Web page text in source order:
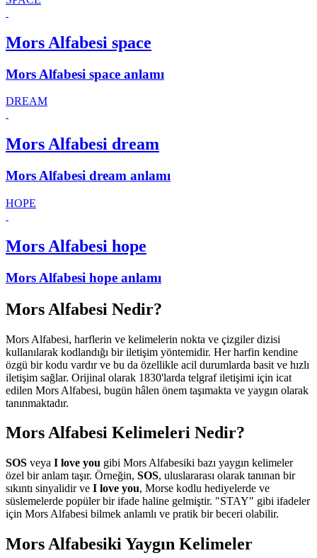
Mors Alfabesi space
Mors Alfabesi space anlamı
DREAM
Mors Alfabesi dream
Mors Alfabesi dream anlamı
HOPE
Mors Alfabesi hope
Mors Alfabesi hope anlamı
Mors Alfabesi Nedir?
Mors Alfabesi, harflerin ve kelimelerin nokta ve çizgiler dizisi
kullanılarak kodlandığı bir iletişim yöntemidir. Her harfin kendine
özgü bir kodu vardır ve bu da özellikle acil durumlarda basit ve hızlı
iletişim sağlar. Orijinal olarak 1830'larda telgraf iletişimi için icat
edilen Mors Alfabesi, bugün hâlen önem taşımakta ve yaygın olarak
tanınmaktadır.
Mors Alfabesi Kelimeleri Nedir?
SOS veya I love you gibi Mors Alfabesiki bazı yaygın kelimeler
özel bir anlam taşır. Örneğin, SOS, uluslararası olarak tanınan bir
sıkıntı sinyalidir ve I love you, Morse kodlu hediyelerde ve
süslemelerde popüler bir ifade haline gelmiştir. "STAY" gibi ifadeler
için Mors Alfabesi bilmek anlamlı ve pratik bir beceri olabilir.
Mors Alfabesiki Yaygın Kelimeler